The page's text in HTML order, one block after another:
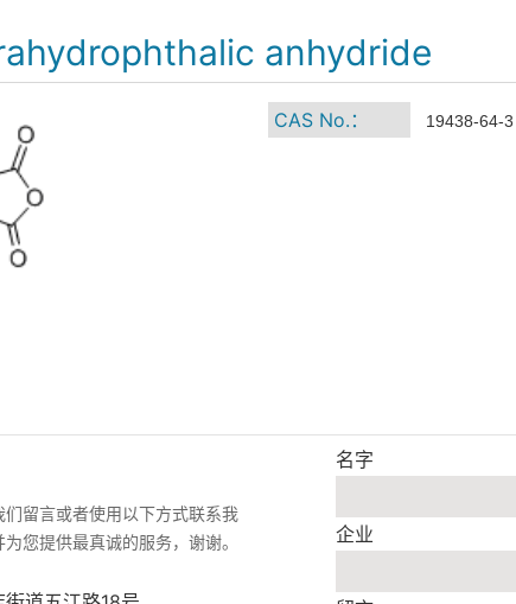
anhydride
CAS No.： 19438-64-3
留言或者使用以下方式联系我
您提供最真诚的服务，谢谢。
名字
企业